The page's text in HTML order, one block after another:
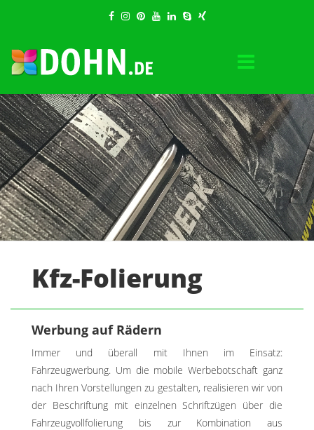
Kfz-Folierung
Werbung auf Rädern
Immer und überall mit Ihnen im Einsatz:
Fahrzeugwerbung. Um die mobile Werbebotschaft ganz
nach Ihren Vorstellungen zu gestalten, realisieren wir von
der Beschriftung mit einzelnen Schriftzügen über die
Fahrzeugvollfolierung bis zur Kombination aus